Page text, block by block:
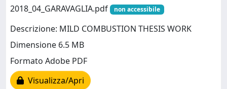
2018_04_GARAVAGLIA.pdf
non accessibile
Descrizione: MILD COMBUSTION THESIS WORK
Dimensione 6.5 MB
Formato Adobe PDF
Visualizza/Apri